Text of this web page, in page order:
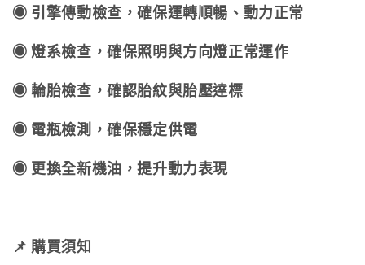
◉ 引擎傳動檢查，確保運轉順暢、動力正常
◉ 燈系檢查，確保照明與方向燈正常運作
◉ 輪胎檢查，確認胎紋與胎壓達標
◉ 電瓶檢測，確保穩定供電
◉ 更換全新機油，提升動力表現
📌 購買須知